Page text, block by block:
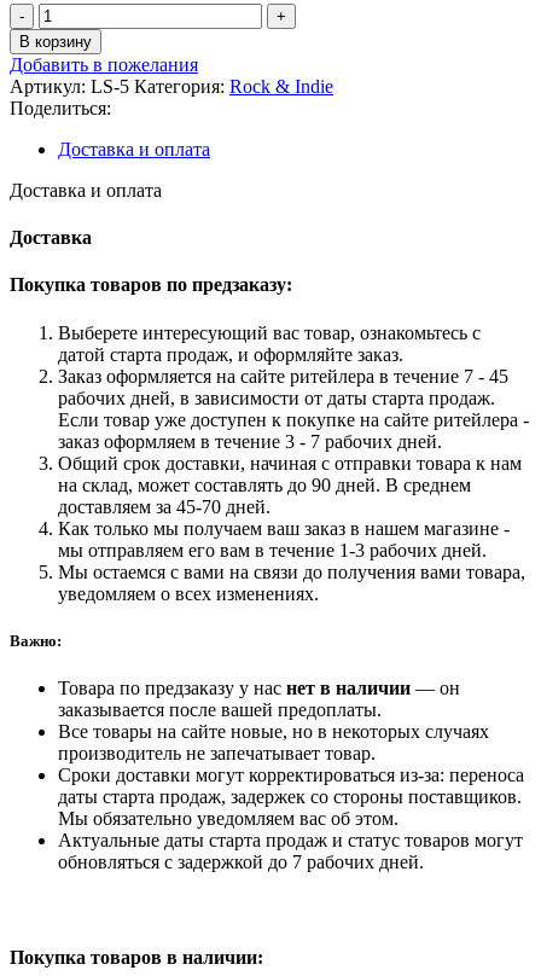
Количество
товара
Andrew
Bird
-
Hark!
(Red
Vinyl
LP)
В корзину
Добавить в пожелания
Артикул: LS-5 Категория: Rock & Indie
Поделиться:
Доставка и оплата
Доставка и оплата
Доставка
Покупка товаров по предзаказу:
Выберете интересующий вас товар, ознакомьтесь с
датой старта продаж, и оформляйте заказ.
Заказ оформляется на сайте ритейлера в течение 7 - 45
рабочих дней, в зависимости от даты старта продаж.
Если товар уже доступен к покупке на сайте ритейлера -
заказ оформляем в течение 3 - 7 рабочих дней.
Общий срок доставки, начиная с отправки товара к нам
на склад, может составлять до 90 дней. В среднем
доставляем за 45-70 дней.
Как только мы получаем ваш заказ в нашем магазине -
мы отправляем его вам в течение 1-3 рабочих дней.
Мы остаемся с вами на связи до получения вами товара,
уведомляем о всех изменениях.
Важно:
Товара по предзаказу у нас нет в наличии — он
заказывается после вашей предоплаты.
Все товары на сайте новые, но в некоторых случаях
производитель не запечатывает товар.
Сроки доставки могут корректироваться из-за: переноса
даты старта продаж, задержек со стороны поставщиков.
Мы обязательно уведомляем вас об этом.
Актуальные даты старта продаж и статус товаров могут
обновляться с задержкой до 7 рабочих дней.
Покупка товаров в наличии: